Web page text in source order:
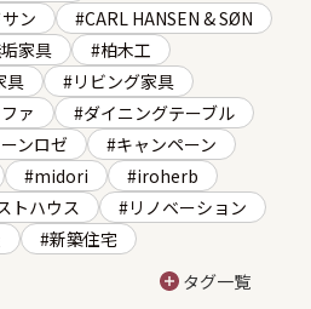
ン
CARL HANSEN & SØN
家具
柏木工
具
リビング家具
ァ
ダイニングテーブル
ンロゼ
キャンペーン
midori
iroherb
トハウス
リノベーション
新築住宅
タグ一覧